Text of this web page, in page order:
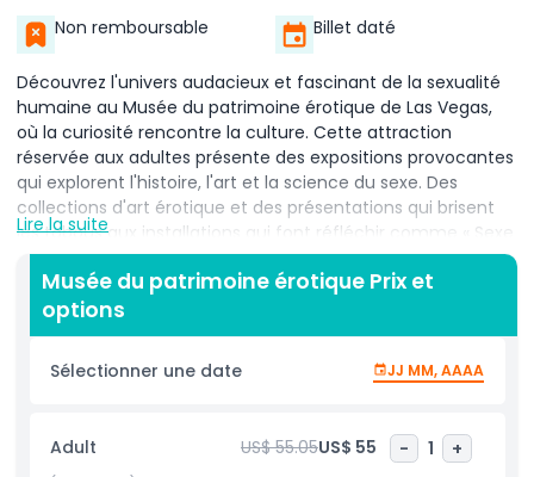
Non remboursable Billet daté
Découvrez l'univers audacieux et fascinant de la sexualité
humaine au Musée du patrimoine érotique de Las Vegas,
où la curiosité rencontre la culture. Cette attraction
réservée aux adultes présente des expositions provocantes
qui explorent l'histoire, l'art et la science du sexe. Des
collections d'art érotique et des présentations qui brisent
les tabous aux installations qui font réfléchir comme « Sexe
dans l'espace » et l'exposition controversée sur la
répression à l'époque nazie présentant la lingerie d'Eva
Braun, chaque recoin invite à la réflexion et à l'intrigue. Ne
manquez pas les expériences interactives : montez sur la
plus grande bicyclette sexuelle du monde et testez votre
rythme avec Miss Penny pour gagner un prix coquin. Le
Catherine, une fusion d'art sensuel et de musique née de la
collaboration entre le réalisateur de films pour adultes
Lire la suite
Musée du patrimoine érotique Prix et
options
Sélectionner une date JJ MM, AAAA
Adult US$ 55.05US$ 55 - 1 +